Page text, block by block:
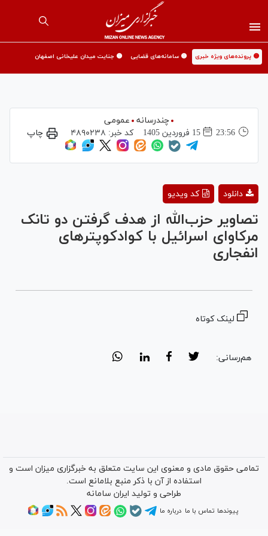
🟡 پرونده‌های ویژه خبری 🟡 سامانه‌های قضایی 🟡 جنایت میدان علیخانی اصفهان
چندرسانه
عمومی
23:56
15 فروردين 1405 کد خبر: ۴۸۹۰۲۳۸ چاپ
Video
کد ویدیو دانلود
تصاویر حزب‌الله از هدف گرفتن دو تانک
مرکاوای اسرائیل با کوادکوپتر‌های
انفجاری
لینک کوتاه
هم‌رسانی:
تمامی حقوق مادی و معنوی این سایت متعلق به خبرگزاری میزان است و
استفاده از آن با ذکر منبع بلامانع است.
طراحی و تولید ایران سامانه
پیوندها تماس با ما درباره ما